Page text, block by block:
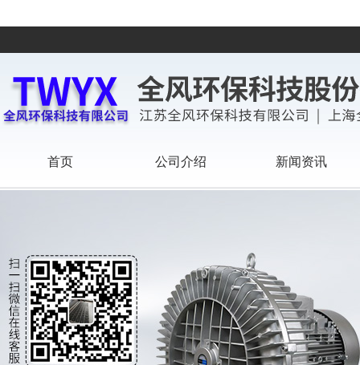
首页 公司介绍 新闻资讯